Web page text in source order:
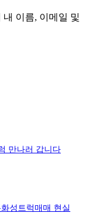
이름, 이메일 및
만나러 갑니다
성트럭매매 현실